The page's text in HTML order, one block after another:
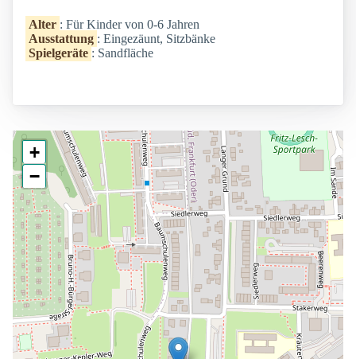
Alter : Für Kinder von 0-6 Jahren
Ausstattung : Eingezäunt, Sitzbänke
Spielgeräte : Sandfläche
+
−